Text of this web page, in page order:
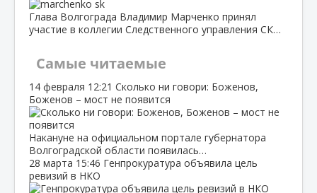
Глава Волгограда Владимир Марченко принял
участие в коллегии Следственного управления СК…
Самые читаемые
14 февраля 12:21 Сколько ни говори: Боженов,
Боженов – мост не появится
Накануне на официальном портале губернатора
Волгоградской области появилась…
28 марта 15:46 Генпрокуратура объявила цель
ревизий в НКО